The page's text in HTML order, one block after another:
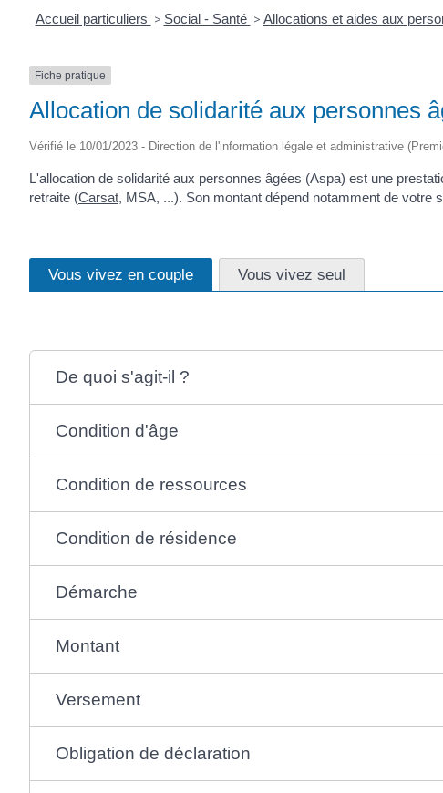
Accueil particuliers > Social - Santé > Allocations et aides aux
Fiche pratique
Allocation de solidarité aux personnes
Vérifié le 10/01/2023 - Direction de l'information légale et administrative
L'allocation de solidarité aux personnes âgées (Aspa) est une
retraite (Carsat, MSA, ...). Son montant dépend notamment de votre
Vous vivez en couple Vous vivez seul
De quoi s'agit-il ?
Condition d'âge
Condition de ressources
Condition de résidence
Démarche
Montant
Versement
Obligation de déclaration